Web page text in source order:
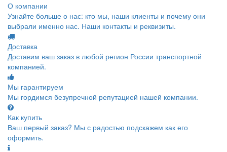
О компании
Узнайте больше о нас: кто мы, наши клиенты и почему они
выбрали именно нас. Наши контакты и реквизиты.
Доставка
Доставим ваш заказ в любой регион России транспортной
компанией.
Мы гарантируем
Мы гордимся безупречной репутацией нашей компании.
Как купить
Ваш первый заказ? Мы с радостью подскажем как его
оформить.